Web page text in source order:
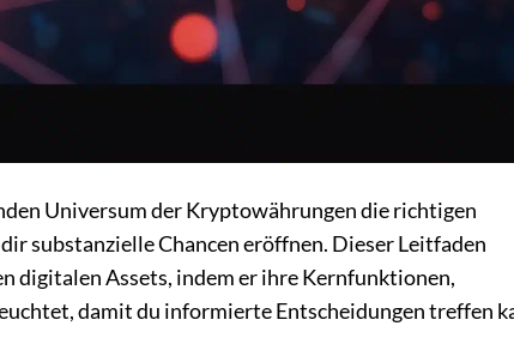
Universum der Kryptowährungen die richtigen
substanzielle Chancen eröffnen. Dieser Leitfaden
digitalen Assets, indem er ihre Kernfunktionen,
damit du informierte Entscheidungen treffen